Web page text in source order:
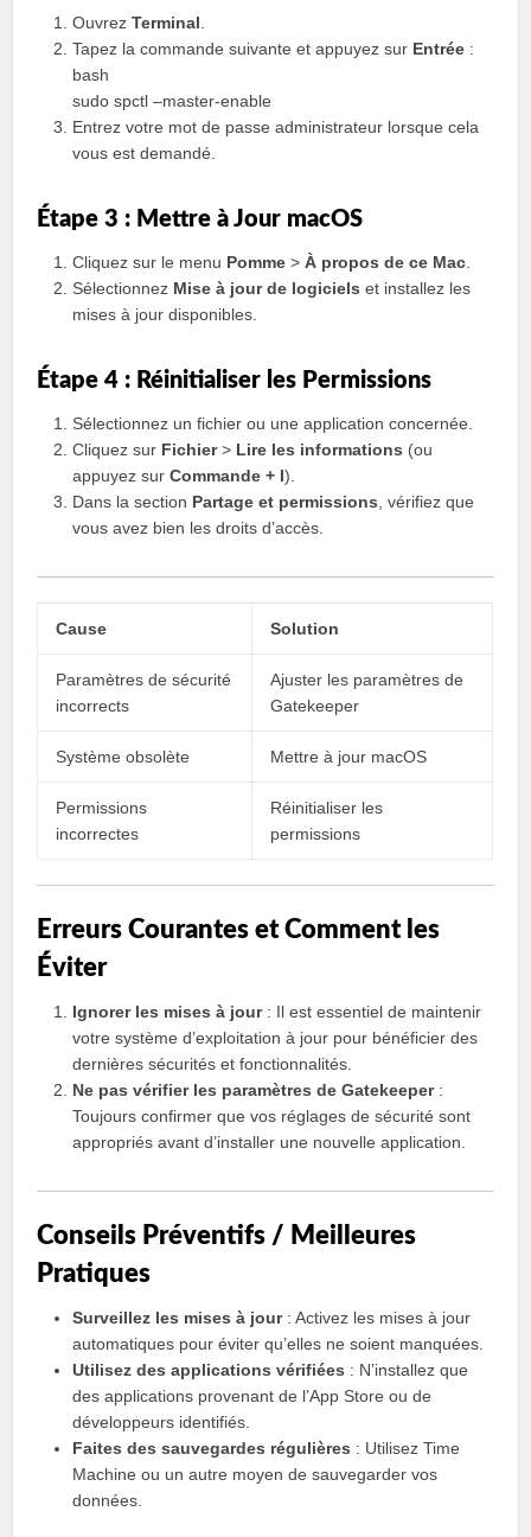
OuvrezTerminal
Tapez la commande suivante et appuyez sur Entrée :
bash
sudo spctl –master-enable
Entrez votre mot de passe administrateur lorsque cela
vous est demandé.
Étape 3 : Mettre à Jour macOS
Cliquez sur le menu Pomme >À propos de ce Mac
Sélectionnez Mise à jour de logiciels et installez les
mises à jour disponibles.
Étape 4 : Réinitialiser les Permissions
Sélectionnez un fichier ou une application concernée.
Cliquez sur Fichier> Lire les informations (ou
appuyez surCommande + I).
Dans la section Partage et permissions , vérifiez que
vous avez bien les droits d’accès.
Cause Solution
Paramètres de sécurité
incorrects
Ajuster les paramètres de
Gatekeeper
Système obsolète Mettre à jour macOS
Permissions
incorrectes
Réinitialiser les
permissions
Erreurs Courantes et Comment les
Éviter
Ignorer les mises à jour: Il est essentiel de maintenir
votre système d’exploitation à jour pour bénéficier des
dernières sécurités et fonctionnalités.
Ne pas vérifier les paramètres de Gatekeeper:
Toujours confirmer que vos réglages de sécurité sont
appropriés avant d’installer une nouvelle application.
Conseils Préventifs / Meilleures
Pratiques
Surveillez les mises à jour: Activez les mises à jour
automatiques pour éviter qu’elles ne soient manquées.
Utilisez des applications vérifiées : N’installez que
des applications provenant de l’App Store ou de
développeurs identifiés.
Faites des sauvegardes régulières : Utilisez Time
Machine ou un autre moyen de sauvegarder vos
données.